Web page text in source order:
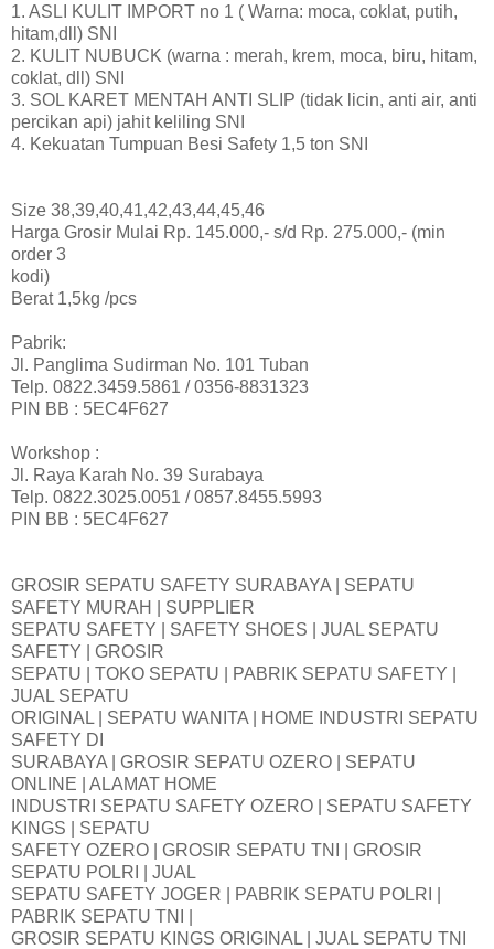
1. ASLI KULIT IMPORT no 1 ( Warna: moca, coklat, putih,
hitam,dll) SNI
2. KULIT NUBUCK (warna : merah, krem, moca, biru, hitam,
coklat, dll) SNI
3. SOL KARET MENTAH ANTI SLIP (tidak licin, anti air, anti
percikan api) jahit keliling SNI
4. Kekuatan Tumpuan Besi Safety 1,5 ton SNI
Size 38,39,40,41,42,43,44,45,46
Harga Grosir Mulai Rp. 145.000,- s/d Rp. 275.000,- (min
order 3
kodi)
Berat 1,5kg /pcs
Pabrik:
Jl. Panglima Sudirman No. 101 Tuban
Telp. 0822.3459.5861 / 0356-8831323
PIN BB : 5EC4F627
Workshop :
Jl. Raya Karah No. 39 Surabaya
Telp. 0822.3025.0051 / 0857.8455.5993
PIN BB : 5EC4F627
GROSIR SEPATU SAFETY SURABAYA | SEPATU
SAFETY MURAH | SUPPLIER
SEPATU SAFETY | SAFETY SHOES | JUAL SEPATU
SAFETY | GROSIR
SEPATU | TOKO SEPATU | PABRIK SEPATU SAFETY |
JUAL SEPATU
ORIGINAL | SEPATU WANITA | HOME INDUSTRI SEPATU
SAFETY DI
SURABAYA | GROSIR SEPATU OZERO | SEPATU
ONLINE | ALAMAT HOME
INDUSTRI SEPATU SAFETY OZERO | SEPATU SAFETY
KINGS | SEPATU
SAFETY OZERO | GROSIR SEPATU TNI | GROSIR
SEPATU POLRI | JUAL
SEPATU SAFETY JOGER | PABRIK SEPATU POLRI |
PABRIK SEPATU TNI |
GROSIR SEPATU KINGS ORIGINAL | JUAL SEPATU TNI